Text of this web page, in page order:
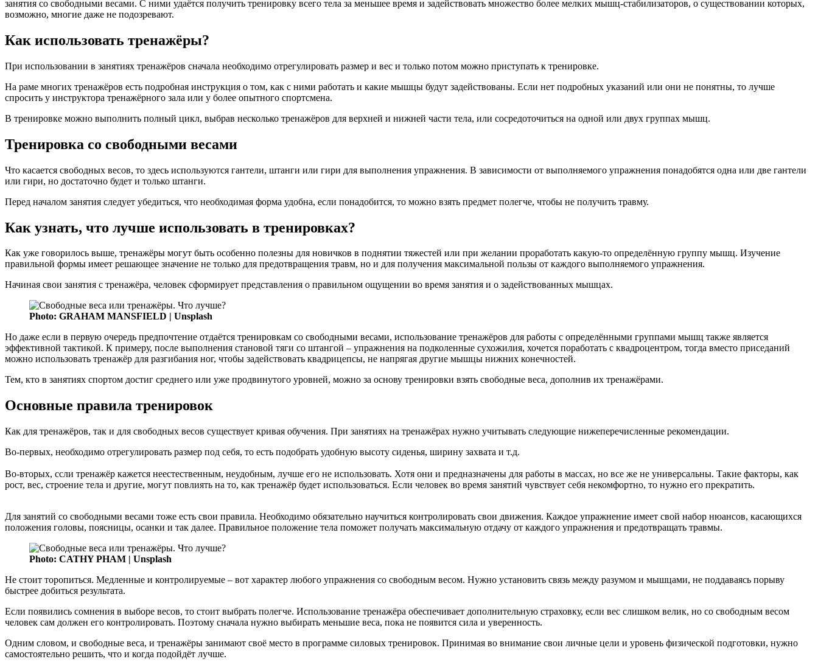
занятия со свободными весами. С ними удаётся получить тренировку всего тела за меньшее время и задействовать множество более мелких мышц-стабилизаторов, о существовании которых,
возможно, многие даже не подозревают.
Как использовать тренажёры?
При использовании в занятиях тренажёров сначала необходимо отрегулировать размер и вес и только потом можно приступать к тренировке.
На раме многих тренажёров есть подробная инструкция о том, как с ними работать и какие мышцы будут задействованы. Если нет подробных указаний или они не понятны, то лучше
спросить у инструктора тренажёрного зала или у более опытного спортсмена.
В тренировке можно выполнить полный цикл, выбрав несколько тренажёров для верхней и нижней части тела, или сосредоточиться на одной или двух группах мышц.
Тренировка со свободными весами
Что касается свободных весов, то здесь используются гантели, штанги или гири для выполнения упражнения. В зависимости от выполняемого упражнения понадобятся одна или две гантели
или гири, но достаточно будет и только штанги.
Перед началом занятия следует убедиться, что необходимая форма удобна, если понадобится, то можно взять предмет полегче, чтобы не получить травму.
Как узнать, что лучше использовать в тренировках?
Как уже говорилось выше, тренажёры могут быть особенно полезны для новичков в поднятии тяжестей или при желании проработать какую-то определённую группу мышц. Изучение
правильной формы имеет решающее значение не только для предотвращения травм, но и для получения максимальной пользы от каждого выполняемого упражнения.
Начиная свои занятия с тренажёра, человек сформирует представления о правильном ощущении во время занятия и о задействованных мышцах.
Photo: GRAHAM MANSFIELD | Unsplash
Но даже если в первую очередь предпочтение отдаётся тренировкам со свободными весами, использование тренажёров для работы с определёнными группами мышц также является
эффективной тактикой. К примеру, после выполнения становой тяги со штангой – упражнения на подколенные сухожилия, хочется поработать с квадроцентром, тогда вместо приседаний
можно использовать тренажёр для разгибания ног, чтобы задействовать квадрицепсы, не напрягая другие мышцы нижних конечностей.
Тем, кто в занятиях спортом достиг среднего или уже продвинутого уровней, можно за основу тренировки взять свободные веса, дополнив их тренажёрами.
Основные правила тренировок
Как для тренажёров, так и для свободных весов существует кривая обучения. При занятиях на тренажёрах нужно учитывать следующие нижеперечисленные рекомендации.
Во-первых, необходимо отрегулировать размер под себя, то есть подобрать удобную высоту сиденья, ширину захвата и т.д.
Во-вторых, ссли тренажёр кажется неестественным, неудобным, лучше его не использовать. Хотя они и предназначены для работы в массах, но все же не универсальны. Такие факторы, как
рост, вес, строение тела и другие, могут повлиять на то, как тренажёр будет использоваться. Если человек во время занятий чувствует себя некомфортно, то нужно его прекратить.
Для занятий со свободными весами тоже есть свои правила. Необходимо обязательно научиться контролировать свои движения. Каждое упражнение имеет свой набор нюансов, касающихся
положения головы, поясницы, осанки и так далее. Правильное положение тела поможет получать максимальную отдачу от каждого упражнения и предотвращать травмы.
Photo: CATHY PHAM | Unsplash
Не стоит торопиться. Медленные и контролируемые – вот характер любого упражнения со свободным весом. Нужно установить связь между разумом и мышцами, не поддаваясь порыву
быстрее добиться результата.
Если появились сомнения в выборе весов, то стоит выбрать полегче. Использование тренажёра обеспечивает дополнительную страховку, если вес слишком велик, но со свободным весом
человек сам должен его контролировать. Поэтому сначала нужно выбирать меньшие веса, пока не появится сила и уверенность.
Одним словом, и свободные веса, и тренажёры занимают своё место в программе силовых тренировок. Принимая во внимание свои личные цели и уровень физической подготовки, нужно
самостоятельно решить, что и когда подойдёт лучше.